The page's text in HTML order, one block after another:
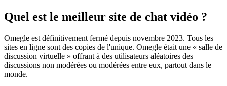
Quel est le meilleur site de chat vidéo ?
Omegle est définitivement fermé depuis novembre 2023. Tous les
sites en ligne sont des copies de l'unique. Omegle était une « salle de
discussion virtuelle » offrant à des utilisateurs aléatoires des
discussions non modérées ou modérées entre eux, partout dans le
monde.